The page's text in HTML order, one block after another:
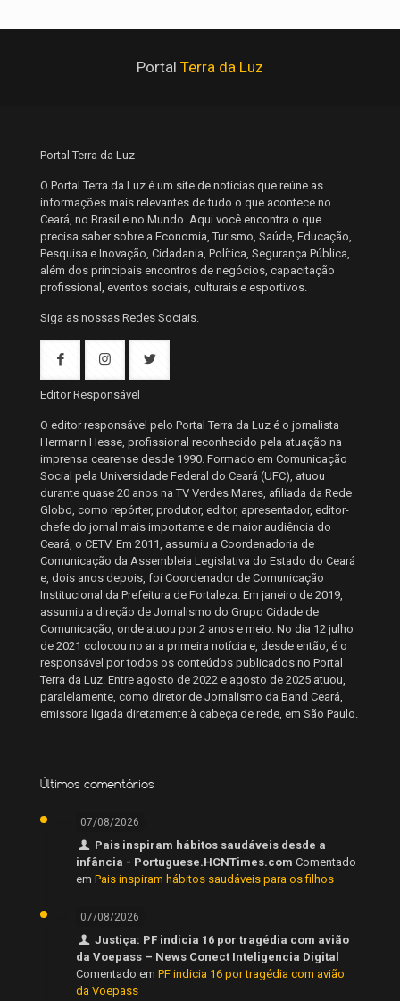
Portal Terra da Luz
Portal Terra da Luz
O Portal Terra da Luz é um site de notícias que reúne as
informações mais relevantes de tudo o que acontece no
Ceará, no Brasil e no Mundo. Aqui você encontra o que
precisa saber sobre a Economia, Turismo, Saúde, Educação,
Pesquisa e Inovação, Cidadania, Política, Segurança Pública,
além dos principais encontros de negócios, capacitação
profissional, eventos sociais, culturais e esportivos.
Siga as nossas Redes Sociais.
Editor Responsável
O editor responsável pelo Portal Terra da Luz é o jornalista
Hermann Hesse, profissional reconhecido pela atuação na
imprensa cearense desde 1990. Formado em Comunicação
Social pela Universidade Federal do Ceará (UFC), atuou
durante quase 20 anos na TV Verdes Mares, afiliada da Rede
Globo, como repórter, produtor, editor, apresentador, editor-
chefe do jornal mais importante e de maior audiência do
Ceará, o CETV. Em 2011, assumiu a Coordenadoria de
Comunicação da Assembleia Legislativa do Estado do Ceará
e, dois anos depois, foi Coordenador de Comunicação
Institucional da Prefeitura de Fortaleza. Em janeiro de 2019,
assumiu a direção de Jornalismo do Grupo Cidade de
Comunicação, onde atuou por 2 anos e meio. No dia 12 julho
de 2021 colocou no ar a primeira notícia e, desde então, é o
responsável por todos os conteúdos publicados no Portal
Terra da Luz. Entre agosto de 2022 e agosto de 2025 atuou,
paralelamente, como diretor de Jornalismo da Band Ceará,
emissora ligada diretamente à cabeça de rede, em São Paulo.
Últimos comentários
07/08/2026
Pais inspiram hábitos saudáveis desde a
infância - Portuguese.HCNTimes.com Comentado
em Pais inspiram hábitos saudáveis para os filhos
07/08/2026
Justiça: PF indicia 16 por tragédia com avião
da Voepass – News Conect Inteligencia Digital
Comentado em PF indicia 16 por tragédia com avião
da Voepass